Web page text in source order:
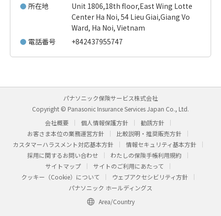
所在地
Unit 1806,18th floor,East Wing Lotte
Center Ha Noi, 54 Lieu Giai,Giang Vo
Ward, Ha Noi, Vietnam
電話番号
+842437955747
パナソニック保険サービス株式会社
Copyright © Panasonic Insurance Services Japan Co., Ltd.
会社概要
個人情報保護方針
勧誘方針
お客さま本位の業務運営方針
比較説明・推奨販売方針
カスタマーハラスメント対応基本方針
情報セキュリティ基本方針
採用に関するお問い合わせ
わたしの保険手帳利用規約
サイトマップ
サイトのご利用にあたって
クッキー（Cookie）について
ウェブアクセシビリティ方針
パナソニック ホールディングス
Area/Country